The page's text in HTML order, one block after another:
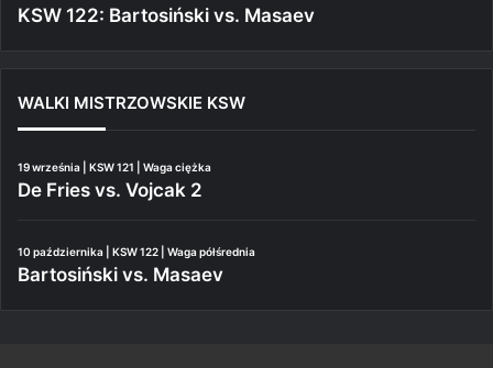
KSW 122: Bartosiński vs. Masaev
WALKI MISTRZOWSKIE KSW
19 września | KSW 121 | Waga ciężka
De Fries vs. Vojcak 2
10 października | KSW 122 | Waga półśrednia
Bartosiński vs. Masaev